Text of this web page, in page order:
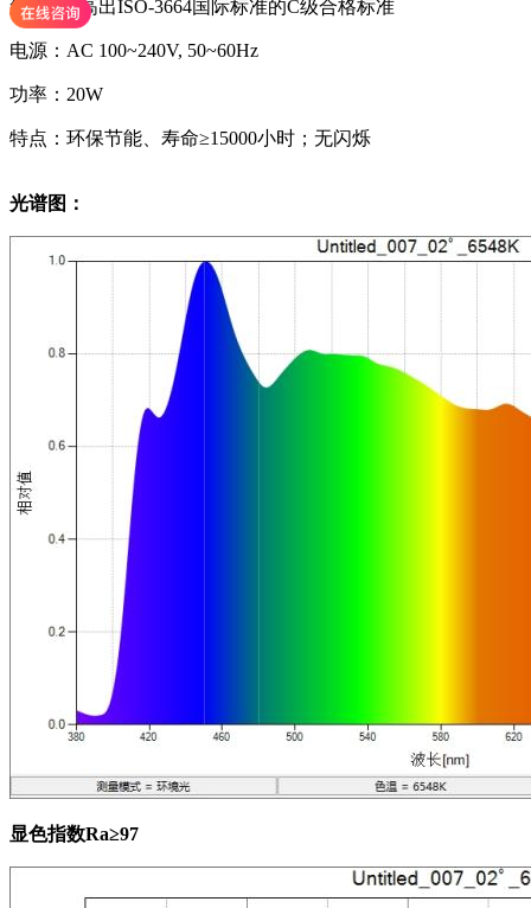
到B级，高出ISO-3664国际标准的C级合格标准
电源：AC 100~240V, 50~60Hz
功率：20W
特点：环保节能、寿命≥15000小时；无闪烁
光谱图：
显色指数Ra≥97